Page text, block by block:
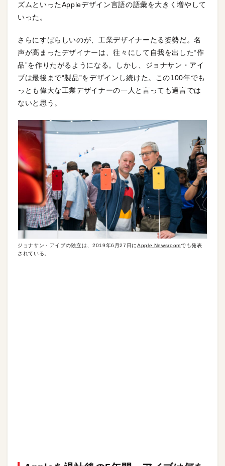
ズムといったAppleデザイン言語の語彙を大きく増やして
いった。
さらにすばらしいのが、工業デザイナーたる姿勢だ。名
声が高まったデザイナーは、往々にして自我を出した“作
品”を作りたがるようになる。しかし、ジョナサン・アイ
ブは最後まで“製品”をデザインし続けた。この100年でも
っとも偉大な工業デザイナーの一人と言っても過言では
ないと思う。
ジョナサン・アイブの独立は、2019年6月27日にApple Newsroomでも発表
されている。